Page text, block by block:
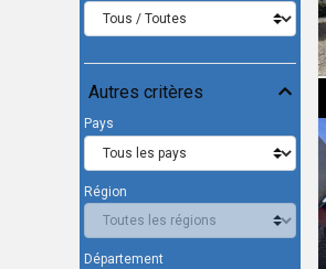
Autres critères
Pays
Région
Département